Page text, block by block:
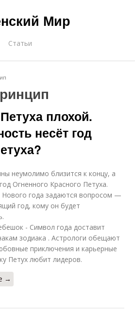
Мир
Статьи
плохой.
несёт год
неумолимо близится к концу, а
Огненного Красного Петуха.
Нового года задаются вопросом —
год, кому он будет
- Символ года доставит
зодиака . Астрологи обещают
приключения и карьерные
Петух любит лидеров.
→